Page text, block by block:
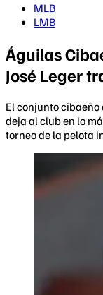
MLB
LMB
Águilas
José Leger
El conjunto
deja al club en lo
torneo de la pelota